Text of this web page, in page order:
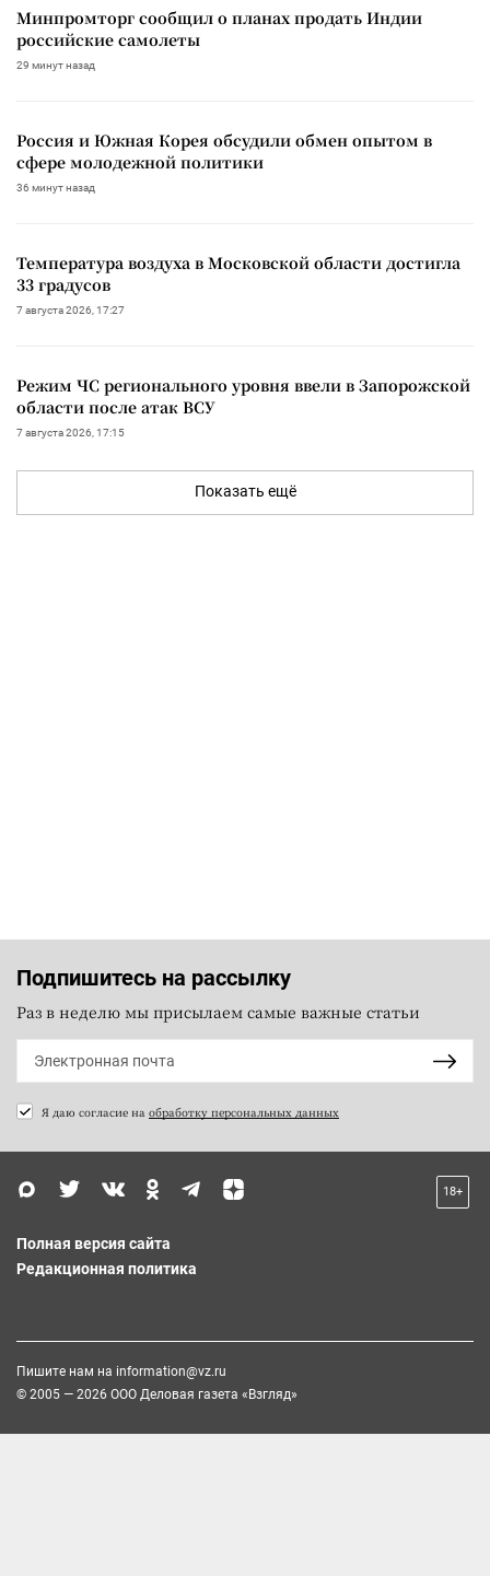
Минпромторг сообщил о планах продать Индии
российские самолеты
29 минут назад
Россия и Южная Корея обсудили обмен опытом в
сфере молодежной политики
36 минут назад
Температура воздуха в Московской области достигла
33 градусов
7 августа 2026, 17:27
Режим ЧС регионального уровня ввели в Запорожской
области после атак ВСУ
7 августа 2026, 17:15
Показать ещё
Подпишитесь на рассылку
Раз в неделю мы присылаем самые важные статьи
Я даю согласие на обработку персональных данных
18+
Полная версия сайта
Редакционная политика
Пишите нам на information@vz.ru
© 2005 — 2026 ООО Деловая газета «Взгляд»